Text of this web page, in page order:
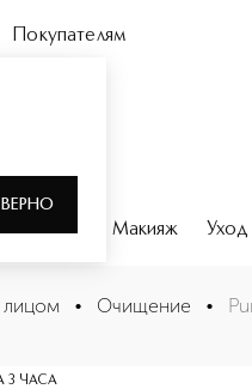
Покупателям
Макияж Уход
лицом • Очищение •
3 ЧАСА